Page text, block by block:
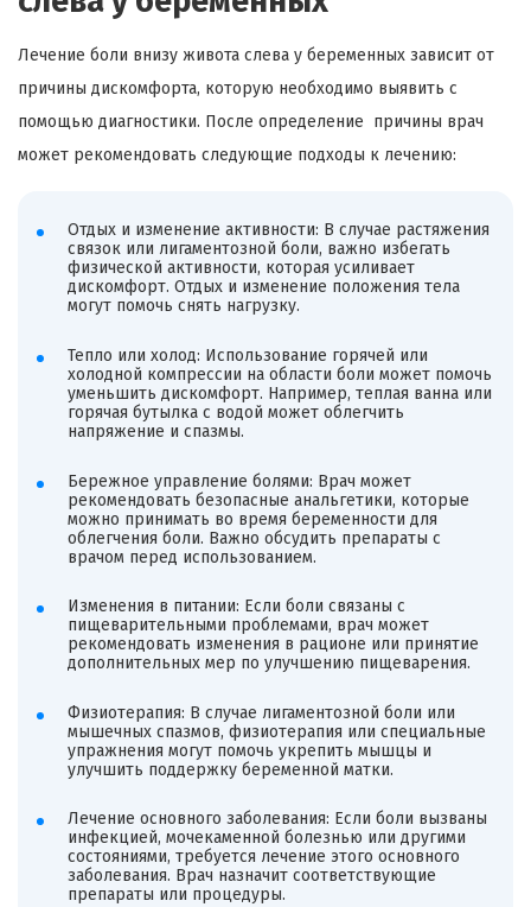
Лечение боли внизу живота слева у беременных зависит от
причины дискомфорта, которую необходимо выявить с
помощью диагностики. После определение причины врач
может рекомендовать следующие подходы к лечению:
Отдых и изменение активности: В случае растяжения
связок или лигаментозной боли, важно избегать
физической активности, которая усиливает
дискомфорт. Отдых и изменение положения тела
могут помочь снять нагрузку.
Тепло или холод: Использование горячей или
холодной компрессии на области боли может помочь
уменьшить дискомфорт. Например, теплая ванна или
горячая бутылка с водой может облегчить
напряжение и спазмы.
Бережное управление болями: Врач может
рекомендовать безопасные анальгетики, которые
можно принимать во время беременности для
облегчения боли. Важно обсудить препараты с
врачом перед использованием.
Изменения в питании: Если боли связаны с
пищеварительными проблемами, врач может
рекомендовать изменения в рационе или принятие
дополнительных мер по улучшению пищеварения.
Физиотерапия: В случае лигаментозной боли или
мышечных спазмов, физиотерапия или специальные
упражнения могут помочь укрепить мышцы и
улучшить поддержку беременной матки.
Лечение основного заболевания: Если боли вызваны
инфекцией, мочекаменной болезнью или другими
состояниями, требуется лечение этого основного
заболевания. Врач назначит соответствующие
препараты или процедуры.